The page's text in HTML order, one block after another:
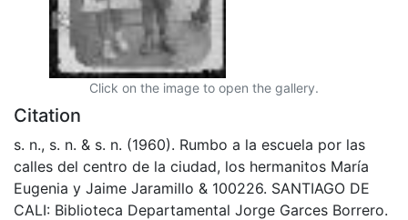
Click on the image to open the gallery.
Citation
s. n., s. n. & s. n. (1960). Rumbo a la escuela por las
calles del centro de la ciudad, los hermanitos María
Eugenia y Jaime Jaramillo & 100226. SANTIAGO DE
CALI: Biblioteca Departamental Jorge Garces Borrero.